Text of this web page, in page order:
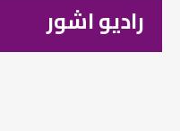
راديو اشور